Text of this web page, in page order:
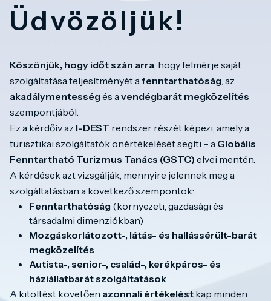
Üdvözöljük!
Köszönjük, hogy időt szán arra, hogy felmérje saját
szolgáltatása teljesítményét afenntarthatóság, az
akadálymentesség és avendégbarát megközelítés
szempontjából.
Ez a kérdőív az I-DEST rendszer részét képezi, amely a
turisztikai szolgáltatók önértékelését segíti – a Globális
Fenntartható Turizmus Tanács (GSTC) elvei mentén.
A kérdések azt vizsgálják, mennyire jelennek meg a
szolgáltatásban a következő szempontok:
Fenntarthatóság (környezeti, gazdasági és
társadalmi dimenziókban)
Mozgáskorlátozott-, látás- és hallássérült-barát
megközelítés
Autista-, senior-, család-, kerékpáros- és
háziállatbarát szolgáltatások
A kitöltést követően azonnali értékelést kap minden